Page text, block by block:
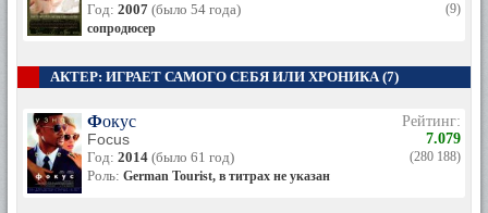
Год: 2007 (было 54 года)
сопродюсер
(9)
АКТЕР: ИГРАЕТ САМОГО СЕБЯ ИЛИ ХРОНИКА (7)
Фокус
Focus
Год: 2014 (было 61 год)
Роль: German Tourist, в титрах не указан
Рейтинг:
7.079
(280 188)